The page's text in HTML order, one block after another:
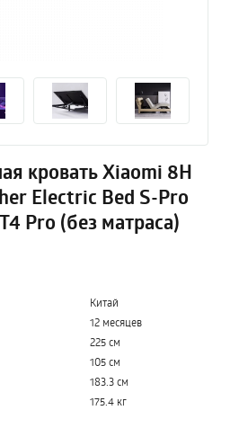
кровать Xiaomi 8H
Electric Bed S-Pro
Pro (без матраса)
Китай
12 месяцев
225 см
105 см
183.3 см
175.4 кг